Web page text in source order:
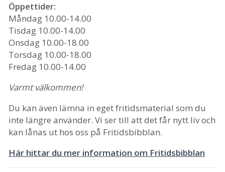
Öppettider:
Måndag 10.00-14.00
Tisdag 10.00-14.00
Onsdag 10.00-18.00
Torsdag 10.00-18.00
Fredag 10.00-14.00
Varmt välkommen!
Du kan även lämna in eget fritidsmaterial som du
inte längre använder. Vi ser till att det får nytt liv och
kan lånas ut hos oss på Fritidsbibblan.
Här hittar du mer information om Fritidsbibblan